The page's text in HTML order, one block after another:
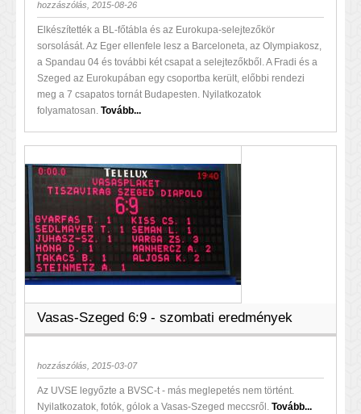
hozzászólás, 2015-08-26
Elkészítették a BL-főtábla és az Eurokupa-selejtezőkör
sorsolását. Az Eger ellenfele lesz a Barceloneta, az Olympiakosz,
a Spandau 04 és további két csapat a selejtezőkből. A Fradi és a
Szeged az Eurokupában egy csoportba került, előbbi rendezi
meg a 7 csapatos tornát Budapesten. Nyilatkozatok
folyamatosan. Tovább...
Vasas-Szeged 6:9 - szombati eredmények
hozzászólás, 2015-03-07
Az UVSE legyőzte a BVSC-t - más meglepetés nem történt.
Nyilatkozatok, fotók, gólok a Vasas-Szeged meccsről. Tovább...